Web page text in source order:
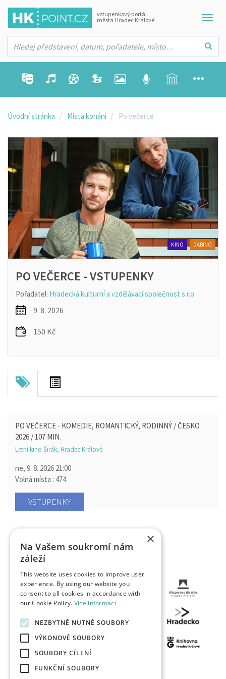
vstupenkový portál
města Hradec Králové
Úvodní stránka Místa konání Po večerce
PO VEČERCE - VSTUPENKY
Pořadatel: Hradecká kulturní a vzdělávací společnost s.r.o.
9. 8. 2026
150 Kč
KINO DABING
PO VEČERCE - KOMEDIE, ROMANTICKÝ, RODINNÝ / ČESKO
2026 / 107 MIN.
Letní kino Širák, Hradec Králové
ne, 9. 8. 2026 21:00
Volná místa : 474
VSTUPENKY
×
Na Vašem soukromí nám
záleží
This website uses cookies to improve user
experience. By using our website you
consent to all cookies in accordance with
our Cookie Policy. Více informací
NEZBYTNĚ NUTNÉ SOUBORY
VÝKONOVÉ SOUBORY
SOUBORY CÍLENÍ
FUNKČNÍ SOUBORY